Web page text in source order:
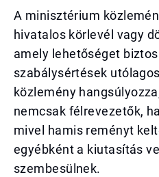
A minisztérium
hivatalos körlevél vagy
amely lehetőséget
szabálysértések
közlemény
nemcsak félrevezetők,
mivel hamis reményt
egyébként a kiutasítás
szembesülnek.